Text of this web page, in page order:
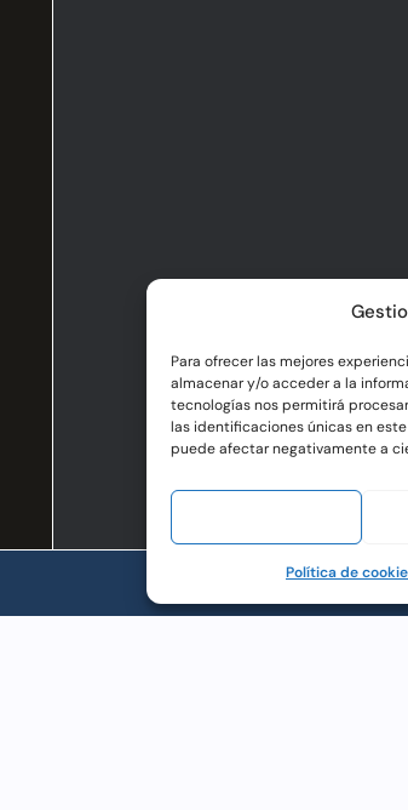
Para ofrecer las mejores
almacenar y/o acceder a la
tecnologías nos permitirá
las identificaciones únicas en
puede afectar negativamente a
Política de